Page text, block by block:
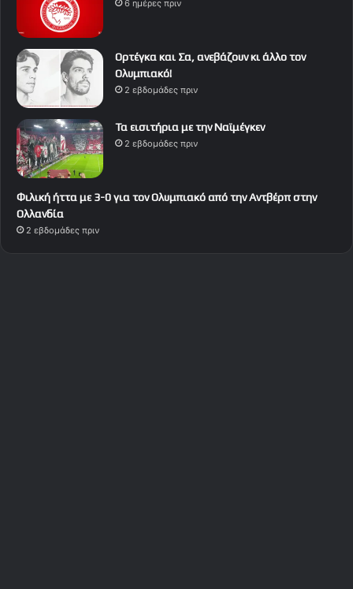
6 ημέρες πριν
Ορτέγκα και Σα, ανεβάζουν κι άλλο τον
Ολυμπιακό!
2 εβδομάδες πριν
Τα εισιτήρια με την Ναϊμέγκεν
2 εβδομάδες πριν
Φιλική ήττα με 3-0 για τον Ολυμπιακό από την Αντβέρπ στην
Ολλανδία
2 εβδομάδες πριν